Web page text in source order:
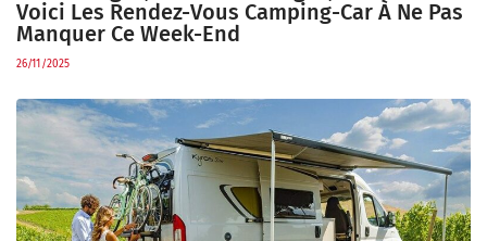
Voici Les Rendez-Vous Camping-Car À Ne Pas
Manquer Ce Week-End
26/11/2025